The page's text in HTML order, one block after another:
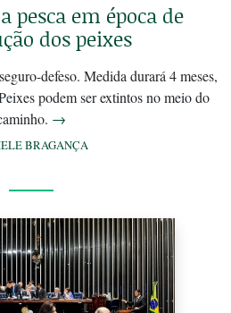
pesca em época de
dos peixes
defeso. Medida durará 4 meses,
podem ser extintos no meio do
→
BRAGANÇA